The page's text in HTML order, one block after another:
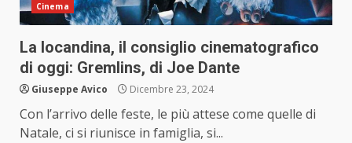
Cinema
La locandina, il consiglio cinematografico
di oggi: Gremlins, di Joe Dante
Giuseppe Avico Dicembre 23, 2024
Con l’arrivo delle feste, le più attese come quelle di
Natale, ci si riunisce in famiglia, si...